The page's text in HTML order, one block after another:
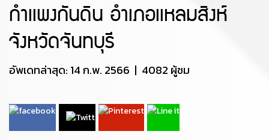
กำเเพงกันดิน อำเภอเเหลมสิงห์
จังหวัดจันทบุรี
อัพเดทล่าสุด: 14 ก.พ. 2566 | 4082 ผู้ชม